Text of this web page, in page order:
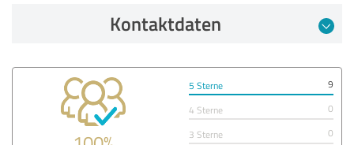
Kontaktdaten
5 Sterne
9
4 Sterne
0
3 Sterne
0